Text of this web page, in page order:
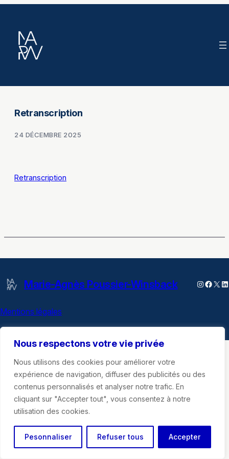
Nous respectons votre vie privée
Nous utilisons des cookies pour améliorer votre
expérience de navigation, diffuser des publicités ou des
contenus personnalisés et analyser notre trafic. En
cliquant sur "Accepter tout", vous consentez à notre
utilisation des cookies.
Pesonnaliser Refuser tous Accepter
contenu
Retranscription
24 DÉCEMBRE 2025
Retranscription
Marie-Agnès Poussier-Winsback X
Mentions légales